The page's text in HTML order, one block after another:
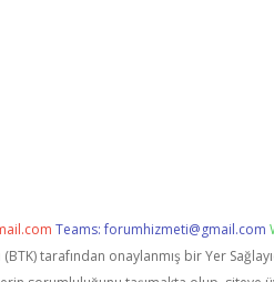
Teams:forumhizmeti@gmail.com
tarafından onaylanmış bir Yer